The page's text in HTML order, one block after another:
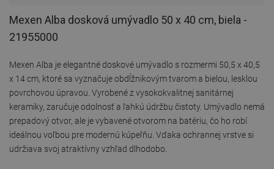
Mexen Alba dosková umývadlo 50 x 40 cm, biela -
21955000
Mexen Alba je elegantné doskové umývadlo s rozmermi 50,5 x 40,5
x 14 cm, ktoré sa vyznačuje obdĺžnikovým tvarom a bielou, lesklou
povrchovou úpravou. Vyrobené z vysokokvalitnej sanitárnej
keramiky, zaručuje odolnosť a ľahkú údržbu čistoty. Umývadlo nemá
prepadový otvor, ale je vybavené otvorom na batériu, čo ho robí
ideálnou voľbou pre modernú kúpeľňu. Vďaka ochrannej vrstve si
udržiava svoj atraktívny vzhľad dlhodobo.